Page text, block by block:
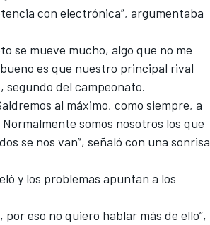
con electrónica”, argumentaba
se mueve mucho, algo que no me
es que nuestro principal rival
segundo del campeonato.
al máximo, como siempre, a
somos nosotros los que
se nos van”, señaló con una sonrisa
y los problemas apuntan a los
eso no quiero hablar más de ello”,